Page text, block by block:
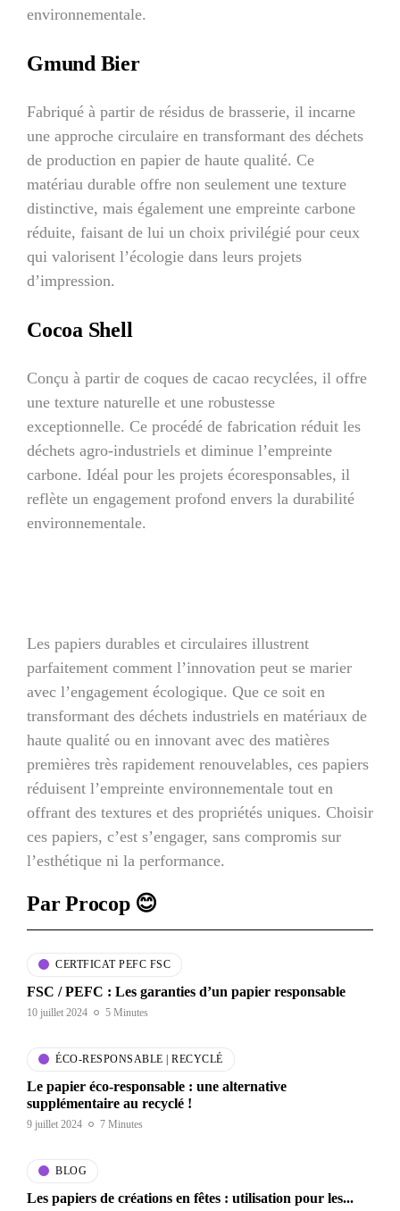
environnementale.
Gmund Bier
Fabriqué à partir de résidus de brasserie, il incarne
une approche circulaire en transformant des déchets
de production en papier de haute qualité. Ce
matériau durable offre non seulement une texture
distinctive, mais également une empreinte carbone
réduite, faisant de lui un choix privilégié pour ceux
qui valorisent l’écologie dans leurs projets
d’impression.
Cocoa Shell
Conçu à partir de coques de cacao recyclées, il offre
une texture naturelle et une robustesse
exceptionnelle. Ce procédé de fabrication réduit les
déchets agro-industriels et diminue l’empreinte
carbone. Idéal pour les projets écoresponsables, il
reflète un engagement profond envers la durabilité
environnementale.
Les papiers durables et circulaires illustrent
parfaitement comment l’innovation peut se marier
avec l’engagement écologique. Que ce soit en
transformant des déchets industriels en matériaux de
haute qualité ou en innovant avec des matières
premières très rapidement renouvelables, ces papiers
réduisent l’empreinte environnementale tout en
offrant des textures et des propriétés uniques. Choisir
ces papiers, c’est s’engager, sans compromis sur
l’esthétique ni la performance.
Par Procop 😊
CERTFICAT PEFC FSC
FSC / PEFC : Les garanties d’un papier responsable
10 juillet 2024 5 Minutes
ÉCO-RESPONSABLE | RECYCLÉ
Le papier éco-responsable : une alternative
supplémentaire au recyclé !
9 juillet 2024 7 Minutes
BLOG
Les papiers de créations en fêtes : utilisation pour les...